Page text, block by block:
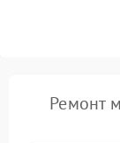
Ремонт